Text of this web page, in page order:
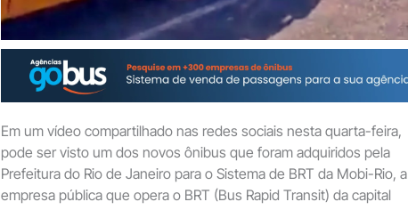
Em um vídeo compartilhado nas redes sociais nesta quarta-feira,
pode ser visto um dos novos ônibus que foram adquiridos pela
Prefeitura do Rio de Janeiro para o Sistema de BRT da Mobi-Rio, a
empresa pública que opera o BRT (Bus Rapid Transit) da capital